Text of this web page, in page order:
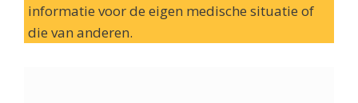
informatie voor de eigen medische situatie of
die van anderen.